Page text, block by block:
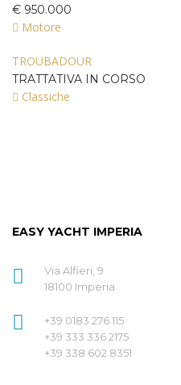
€ 950.000
Motore
TROUBADOUR
TRATTATIVA IN CORSO
Classiche
EASY YACHT IMPERIA
Via Alfieri, 9
18100 Imperia
+39 0183 276 115
+39 333 336 2175
+39 338 602 8351